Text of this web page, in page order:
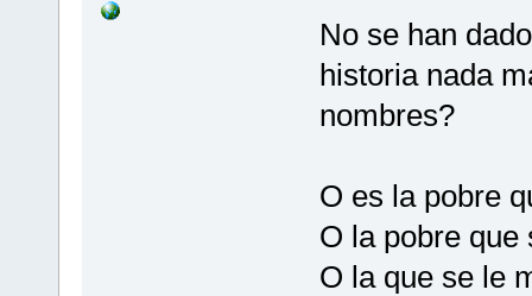
No se han
historia nada
nombres?
O es la pobre
O la pobre que
O la que se le